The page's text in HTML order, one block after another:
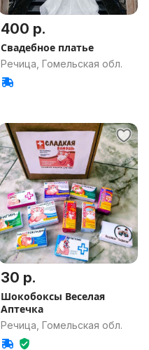
400 р.
Свадебное платье
Речица, Гомельская обл.
30 р.
Шокобоксы Веселая
Аптечка
Речица, Гомельская обл.